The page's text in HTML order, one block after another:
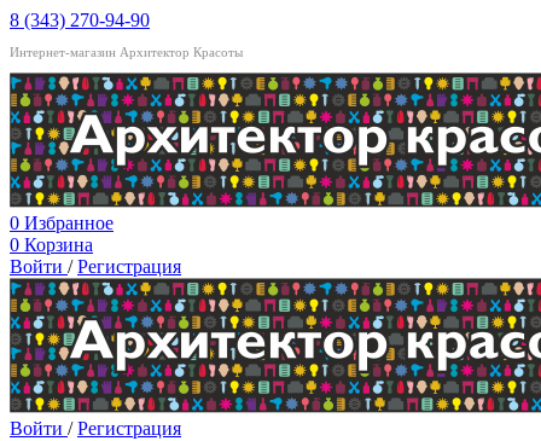
8 (343) 270-94-90
Интернет-магазин Архитектор Красоты
0 Избранное
0 Корзина
Войти / Регистрация
Войти / Регистрация